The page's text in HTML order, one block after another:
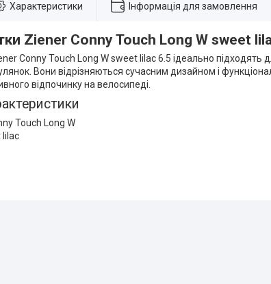
Характеристики Інформація для замовлення
Ziener Conny Touch Long W sweet
Conny Touch Long W sweet lilac 6.5 ідеально підходять
Вони відрізняються сучасним дизайном і
відпочинку на велосипеді.
Touch Long W
lilac